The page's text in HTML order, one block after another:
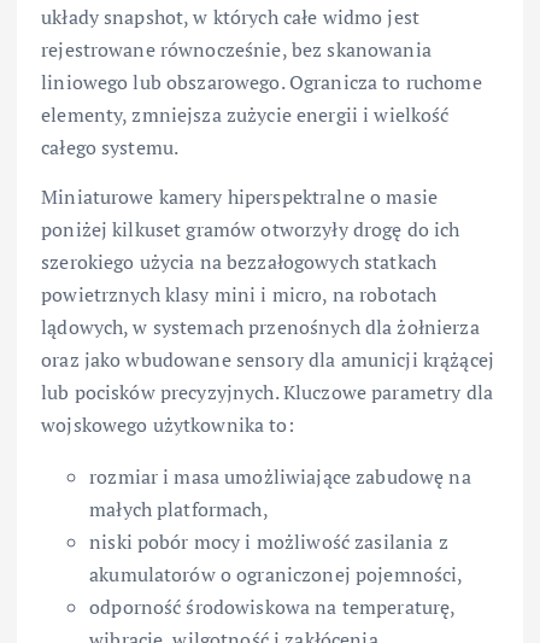
układy snapshot, w których całe widmo jest
rejestrowane równocześnie, bez skanowania
liniowego lub obszarowego. Ogranicza to ruchome
elementy, zmniejsza zużycie energii i wielkość
całego systemu.
Miniaturowe kamery hiperspektralne o masie
poniżej kilkuset gramów otworzyły drogę do ich
szerokiego użycia na bezzałogowych statkach
powietrznych klasy mini i micro, na robotach
lądowych, w systemach przenośnych dla żołnierza
oraz jako wbudowane sensory dla amunicji krążącej
lub pocisków precyzyjnych. Kluczowe parametry dla
wojskowego użytkownika to:
rozmiar i masa umożliwiające zabudowę na
małych platformach,
niski pobór mocy i możliwość zasilania z
akumulatorów o ograniczonej pojemności,
odporność środowiskowa na temperaturę,